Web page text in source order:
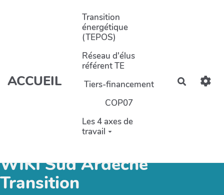
Aller au contenu principal
ACCUEIL
Transition
énergétique
(TEPOS)
Réseau d'élus
référent TE
Tiers-financement
COP07
Les 4 axes de
travail
WIKI Sud Ardèche
Transition